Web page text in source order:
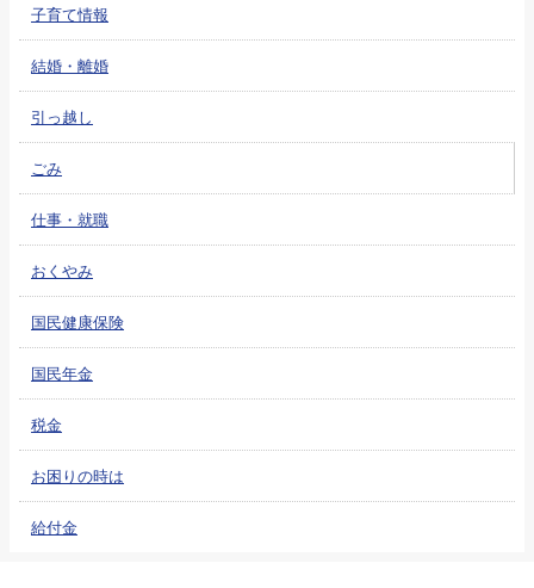
子育て情報
結婚・離婚
引っ越し
ごみ
仕事・就職
おくやみ
国民健康保険
国民年金
税金
お困りの時は
給付金